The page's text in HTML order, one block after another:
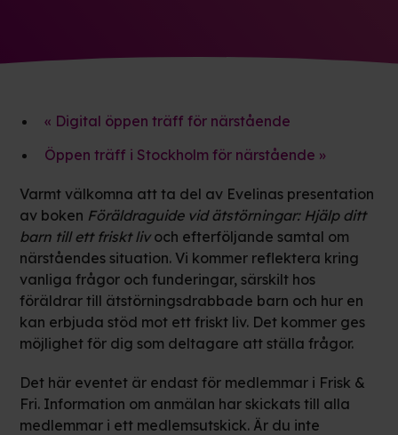
« Digital öppen träff för närstående
Öppen träff i Stockholm för närstående »
Varmt välkomna att ta del av Evelinas presentation
av boken Föräldraguide vid ätstörningar: Hjälp ditt
barn till ett friskt livoch efterföljande samtal om
närståendes situation. Vi kommer reflektera kring
vanliga frågor och funderingar, särskilt hos
föräldrar till ätstörningsdrabbade barn och hur en
kan erbjuda stöd mot ett friskt liv. Det kommer ges
möjlighet för dig som deltagare att ställa frågor.
Det här eventet är endast för medlemmar i Frisk &
Fri. Information om anmälan har skickats till alla
medlemmar i ett medlemsutskick. Är du inte